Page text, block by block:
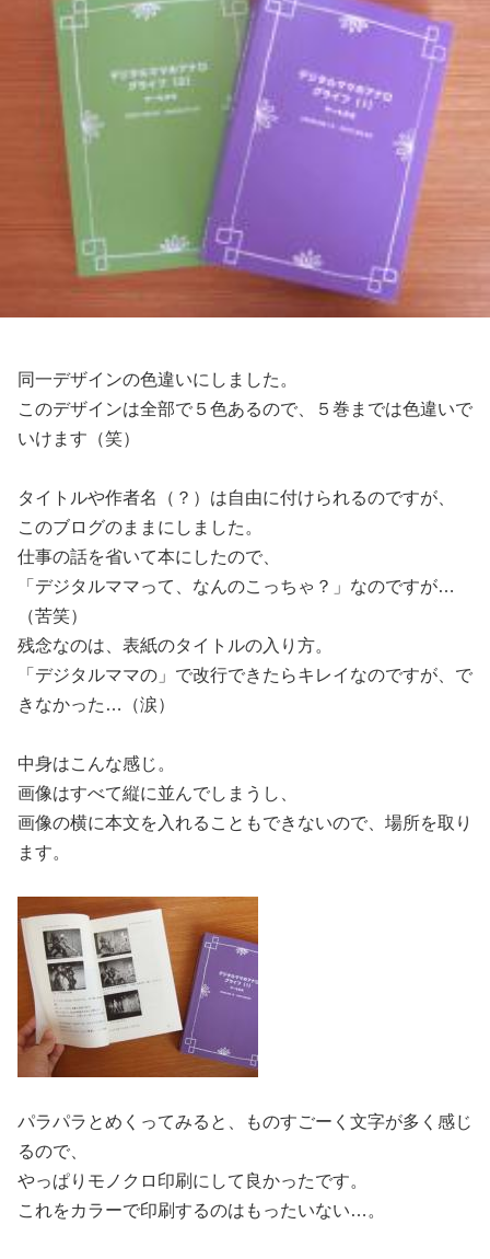
同一デザインの色違いにしました。
このデザインは全部で５色あるので、５巻までは色違いで
いけます（笑）
タイトルや作者名（？）は自由に付けられるのですが、
このブログのままにしました。
仕事の話を省いて本にしたので、
「デジタルママって、なんのこっちゃ？」なのですが…
（苦笑）
残念なのは、表紙のタイトルの入り方。
「デジタルママの」で改行できたらキレイなのですが、で
きなかった…（涙）
中身はこんな感じ。
画像はすべて縦に並んでしまうし、
画像の横に本文を入れることもできないので、場所を取り
ます。
パラパラとめくってみると、ものすごーく文字が多く感じ
るので、
やっぱりモノクロ印刷にして良かったです。
これをカラーで印刷するのはもったいない…。